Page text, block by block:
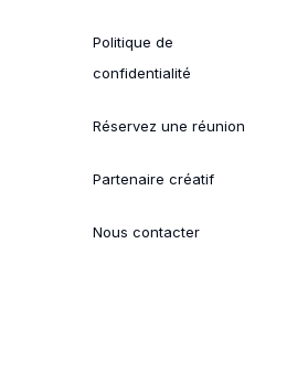
Politique de
confidentialité
Réservez une réunion
Partenaire créatif
Nous contacter